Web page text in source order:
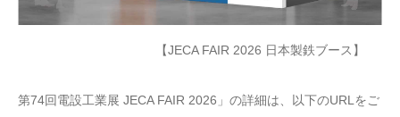
【JECA FAIR 2026 日本製鉄ブース】
第74回電設工業展 JECA FAIR 2026」の詳細は、以下のURLをご